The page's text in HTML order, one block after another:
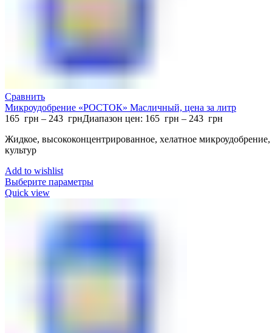
Сравнить
Микроудобрение «РОСТОК» Масличный, цена за литр
165 грн – 243 грнДиапазон цен: 165 грн – 243 грн
Жидкое, высококонцентрированное, хелатное
культур
Add to wishlist
Выберите параметры
Quick view